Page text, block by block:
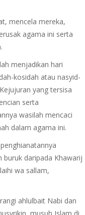
mencela mereka,
agama ini serta
menjadikan hari
kosidah atau nasyid-
yang tersisa
serta
wasilah mencaci
dalam agama ini.
daripada Khawarij
wa sallam,
ahlulbait Nabi dan